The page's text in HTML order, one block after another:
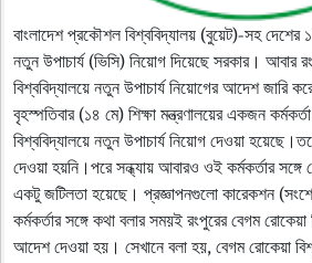
বাংলাদেশ প্রকৌশল বিশ্ববিদ্যালয় (বুয়েট)-সহ দেশের
নতুন উপাচার্য (ভিসি) নিয়োগ দিয়েছে সরকার। আবার
বিশ্ববিদ্যালয়ে নতুন উপাচার্য নিয়োগের আদেশ জারি
বৃহস্পতিবার (১৪ মে) শিক্ষা মন্ত্রণালয়ের একজন
বিশ্ববিদ্যালয়ে নতুন উপাচার্য নিয়োগ দেওয়া
দেওয়া হয়নি।পরে সন্ধ্যায় আবারও ওই কর্মকর্তার
একটু জটিলতা হয়েছে। প্রজ্ঞাপনগুলো কারেকশন
কর্মকর্তার সঙ্গে কথা বলার সময়ই রংপুরের বেগম
আদেশ দেওয়া হয়। সেখানে বলা হয়, বেগম রোকেয়া